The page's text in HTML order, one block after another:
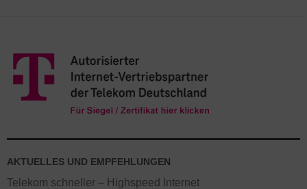
AKTUELLES UND EMPFEHLUNGEN
Telekom schneller – Highspeed Internet